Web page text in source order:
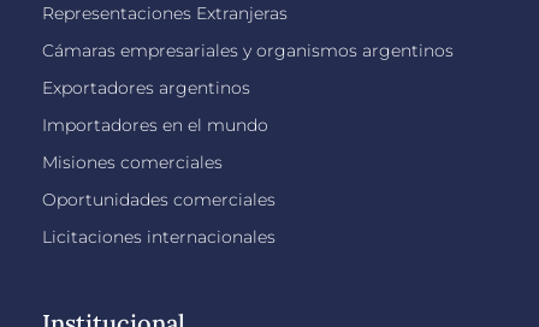
Representaciones Extranjeras
Cámaras empresariales y organismos argentinos
Exportadores argentinos
Importadores en el mundo
Misiones comerciales
Oportunidades comerciales
Licitaciones internacionales